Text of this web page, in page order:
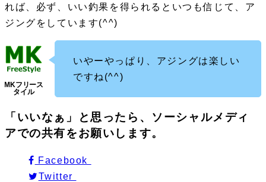
れば、必ず、いい釣果を得られるといつも信じて、ア
ジングをしています(^^)
いやーやっぱり、アジングは楽しい
ですね(^^)
「いいなぁ」と思ったら、ソーシャルメディ
アでの共有をお願いします。
Facebook
Twitter